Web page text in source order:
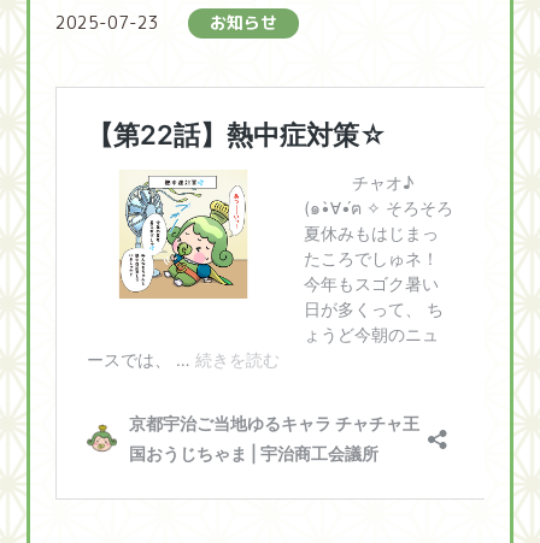
2025-07-23 お知らせ